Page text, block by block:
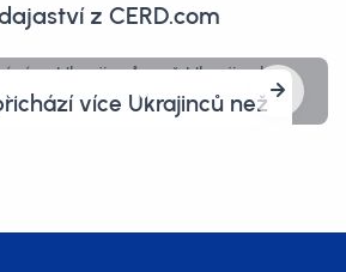
z CERD.com
více Ukrajinců než